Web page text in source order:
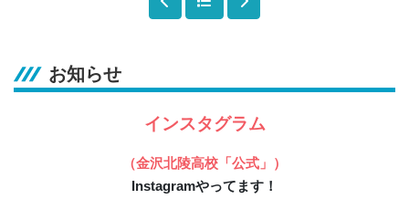
お知らせ
インスタグラム
（金沢北陵高校「公式」）
Instagramやってます！